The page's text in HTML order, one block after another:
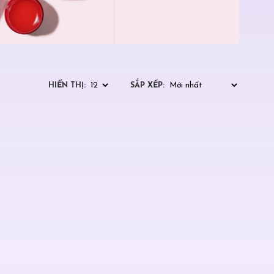
HIỂN THỊ: SẮP XẾP: